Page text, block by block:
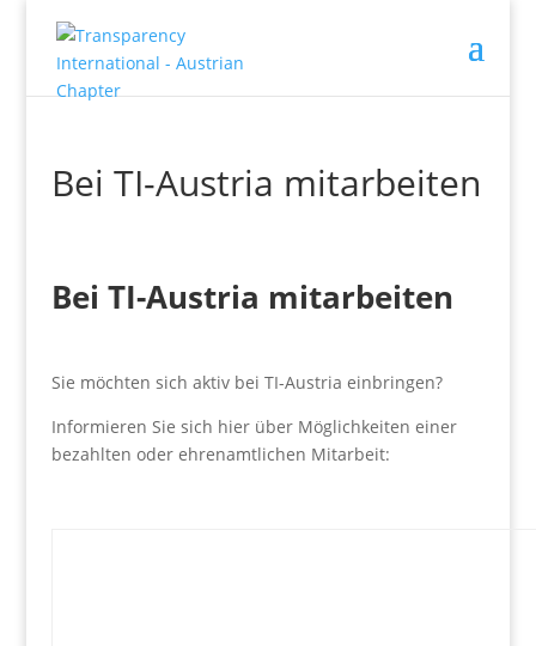
Bei TI-Austria mitarbeiten
Bei TI-Austria mitarbeiten
Sie möchten sich aktiv bei TI-Austria einbringen?
Informieren Sie sich hier über Möglichkeiten einer
bezahlten oder ehrenamtlichen Mitarbeit: